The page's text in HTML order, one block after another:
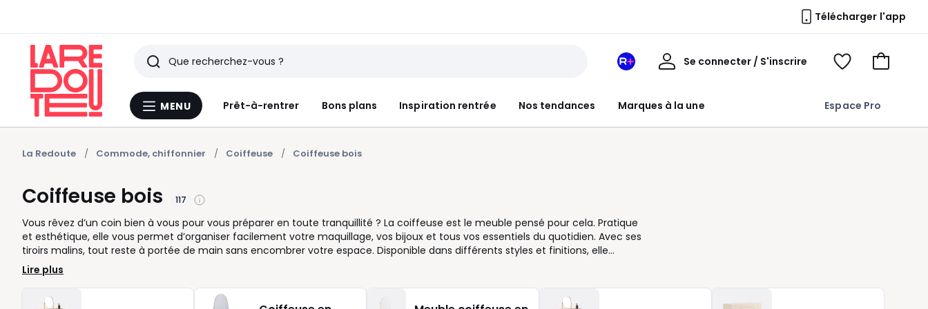
Télécharger l'app
Menu
MENU Prêt-à-rentrer Bons plans Inspiration rentrée Nos tendances Marques à la une Espace Pro
Rechercher
Derniers
articles
vus
Mon
Redoute
Se connecter / S'inscrire
Mon
Voir
Voir
La Redoute Commode, chiffonnier Coiffeuse Coiffeuse bois
Coiffeuse bois 117
Vous rêvez d’un coin bien à vous pour vous préparer en toute tranquillité ? La coiffeuse est le meuble pensé pour cela. Pratique
et esthétique, elle vous permet d’organiser facilement votre maquillage, vos bijoux et tous vos essentiels du quotidien. Avec ses
tiroirs malins, tout reste à portée de main sans encombrer votre espace. Disponible dans différents styles et finitions, elle
s'intègre naturellement à votre chambre. Vous aimez les ambiances douces et lumineuses ? Optez pour une coiffeuse en bois
clair ou blanc, facile à accorder à votre déco. Pour encore plus de confort, certains modèles sont proposés avec miroir et
tabouret assortis, pour que chaque geste du matin rime avec simplicité. Qu’elle soit compacte ou dotée d’une vraie table de
beauté, la coiffeuse devient un espace personnel, dédié à votre bien-être. Chez La Redoute, nous vous aidons à choisir celle qui
Lire plus